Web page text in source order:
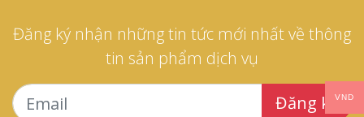
Đăng ký nhận những tin tức mới nhất về thông
tin sản phẩm dịch vụ
Đăng kýVND